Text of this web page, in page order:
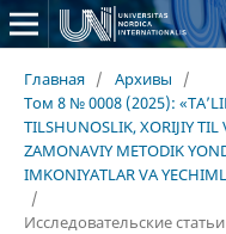
Главная / Архивы
/
Том 8 № 0008 (2025):
TILSHUNOSLIK, XORIJIY
ZAMONAVIY METODIK
IMKONIYATLAR VA
/
Исследовательские статьи